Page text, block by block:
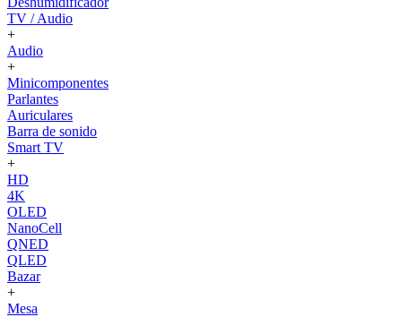
TV / Audio
+
Audio
+
Minicomponentes
Parlantes
Auriculares
Barra de sonido
Smart TV
+
HD
4K
OLED
NanoCell
QNED
QLED
Bazar
+
Mesa